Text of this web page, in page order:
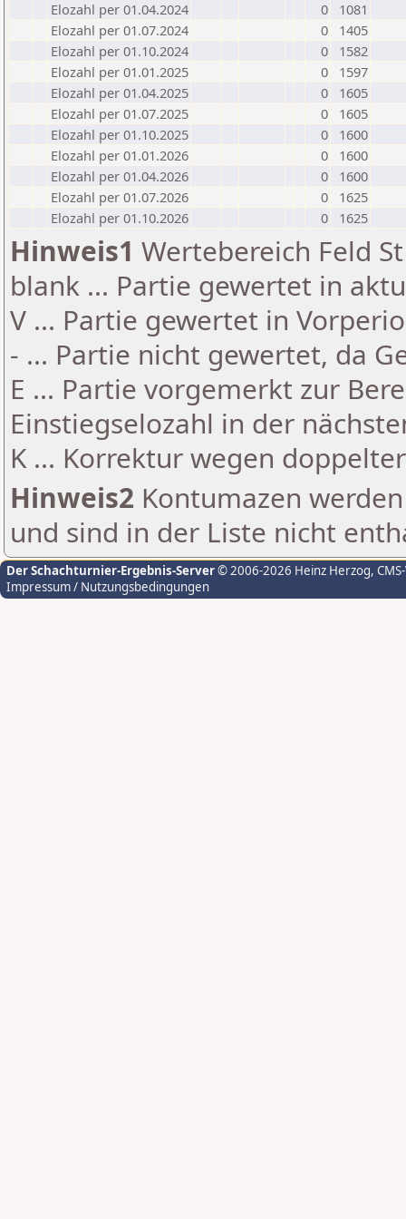
Elozahl per 01.04.2024 0
1081
Elozahl per 01.07.2024
0
1405
Elozahl per 01.10.2024
0
1582
Elozahl per 01.01.2025
0
1597
Elozahl per 01.04.2025
0
1605
Elozahl per 01.07.2025
0
1605
Elozahl per 01.10.2025
0
1600
Elozahl per 01.01.2026
0
1600
Elozahl per 01.04.2026
0
1600
Elozahl per 01.07.2026
0
1625
Elozahl per 01.10.2026
0 1625
Hinweis1 Wertebereich Feld
blank ... Partie gewertet in
V ... Partie gewertet in
- ... Partie nicht gewertet, da
E ... Partie vorgemerkt zur
Einstiegselozahl in der
K ... Korrektur wegen
Hinweis2 Kontumazen
und sind in der Liste nicht
Der Schachturnier-Ergebnis-Server© 2006-2026 Heinz Herzog,
Impressum / Nutzungsbedingungen